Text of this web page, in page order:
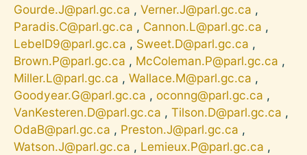
Gourde.J@parl.gc.ca , Verner.J@parl.gc.ca ,
Paradis.C@parl.gc.ca , Cannon.L@parl.gc.ca ,
LebelD9@parl.gc.ca , Sweet.D@parl.gc.ca ,
Brown.P@parl.gc.ca , McColeman.P@parl.gc.ca ,
Miller.L@parl.gc.ca , Wallace.M@parl.gc.ca ,
Goodyear.G@parl.gc.ca , oconng@parl.gc.ca ,
VanKesteren.D@parl.gc.ca , Tilson.D@parl.gc.ca ,
OdaB@parl.gc.ca , Preston.J@parl.gc.ca ,
Watson.J@parl.gc.ca , Lemieux.P@parl.gc.ca ,